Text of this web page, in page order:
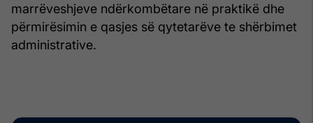
marrëveshjeve ndërkombëtare në praktikë dhe
përmirësimin e qasjes së qytetarëve te shërbimet
administrative.